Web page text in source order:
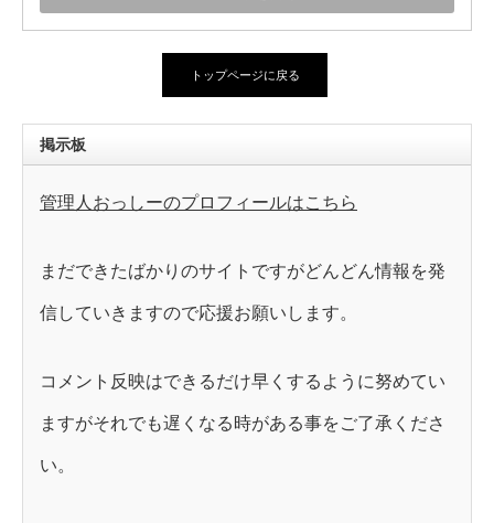
トップページに戻る
掲示板
管理人おっしーのプロフィールはこちら
まだできたばかりのサイトですがどんどん情報を発
信していきますので応援お願いします。
コメント反映はできるだけ早くするように努めてい
ますがそれでも遅くなる時がある事をご了承くださ
い。